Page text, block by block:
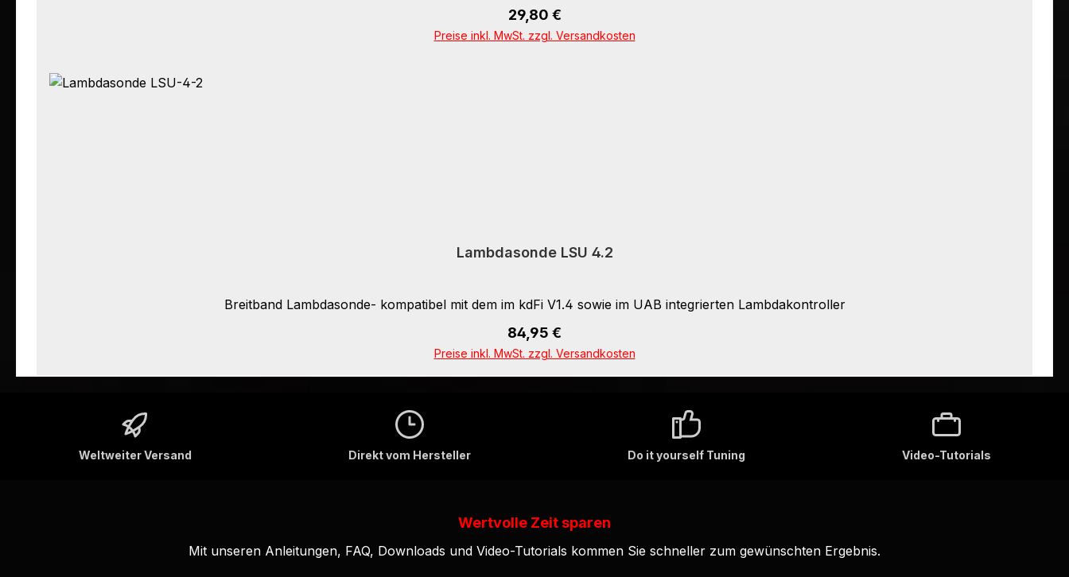
Regulärer Preis:
29,80 €
Preise inkl. MwSt. zzgl. Versandkosten
In den Warenkorb
Lambdasonde LSU 4.2
Breitband Lambdasonde- kompatibel mit dem im kdFi V1.4 sowie im UAB integrierten Lambdakontroller
Regulärer Preis:
84,95 €
Preise inkl. MwSt. zzgl. Versandkosten
In den Warenkorb
Weltweiter Versand Direkt vom Hersteller Do it yourself Tuning Video-Tutorials
Wertvolle Zeit sparen
Mit unseren Anleitungen, FAQ, Downloads und Video-Tutorials kommen Sie schneller zum gewünschten Ergebnis.